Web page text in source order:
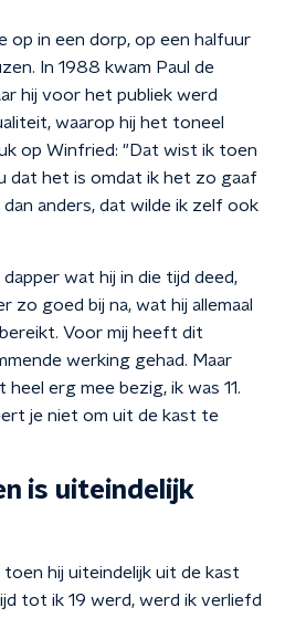
op in een dorp, op een halfuur
In 1988 kwam Paul de
hij voor het publiek werd
waarop hij het toneel
op Winfried: "Dat wist ik toen
dat het is omdat ik het zo gaaf
anders, dat wilde ik zelf ook
wat hij in die tijd deed,
zo goed bij na, wat hij allemaal
Voor mij heeft dit
werking gehad. Maar
erg mee bezig, ik was 11.
je niet om uit de kast te
is uiteindelijk
toen hij uiteindelijk uit de kast
tot ik 19 werd, werd ik verliefd